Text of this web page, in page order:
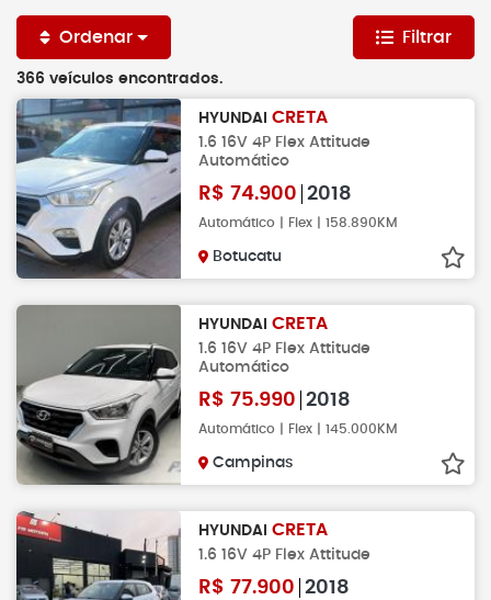
Ordenar Filtrar
366 veículos encontrados.
HYUNDAI CRETA
1.6 16V 4P Flex Attitude
Automático
R$ 74.900 2018
Automático | Flex | 158.890KM
Botucatu
HYUNDAI CRETA
1.6 16V 4P Flex Attitude
Automático
R$ 75.990 2018
Automático | Flex | 145.000KM
Campinas
HYUNDAI CRETA
1.6 16V 4P Flex Attitude
R$ 77.900 2018